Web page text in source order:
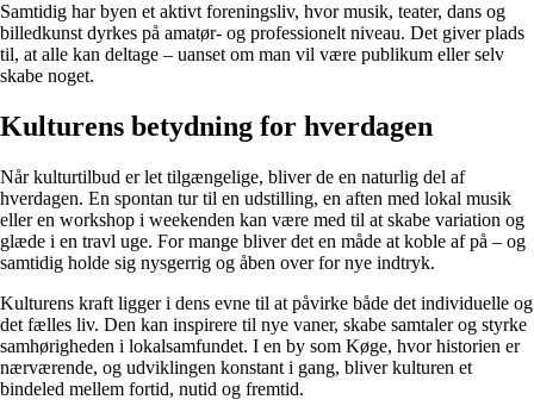
Samtidig har byen et aktivt foreningsliv, hvor musik, teater, dans og
billedkunst dyrkes på amatør- og professionelt niveau. Det giver plads
til, at alle kan deltage – uanset om man vil være publikum eller selv
skabe noget.
Kulturens betydning for hverdagen
Når kulturtilbud er let tilgængelige, bliver de en naturlig del af
hverdagen. En spontan tur til en udstilling, en aften med lokal musik
eller en workshop i weekenden kan være med til at skabe variation og
glæde i en travl uge. For mange bliver det en måde at koble af på – og
samtidig holde sig nysgerrig og åben over for nye indtryk.
Kulturens kraft ligger i dens evne til at påvirke både det individuelle og
det fælles liv. Den kan inspirere til nye vaner, skabe samtaler og styrke
samhørigheden i lokalsamfundet. I en by som Køge, hvor historien er
nærværende, og udviklingen konstant i gang, bliver kulturen et
bindeled mellem fortid, nutid og fremtid.